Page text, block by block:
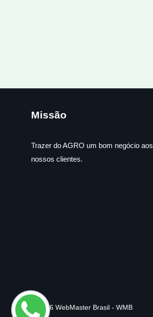
Missão
Trazer do AGRO um bom negócio aos
nossos clientes.
© 2026 WebMaster Brasil - WMB